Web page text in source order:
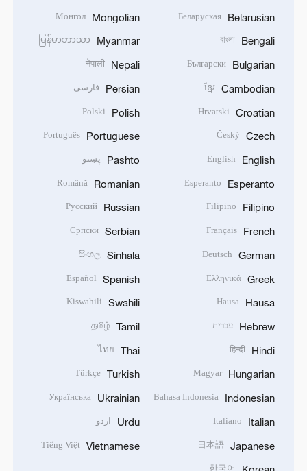
Belarusian
Беларуская
Bengali
বাংলা
Bulgarian
Български
Cambodian
ខ្មែរ
Croatian
Hrvatski
Czech
Český
English
English
Esperanto
Esperanto
Filipino
Filipino
French
Français
German
Deutsch
Greek
Ελληνικά
Hausa
Hausa
Hebrew עברית
Hindi
हिन्दी
Hungarian
Magyar
Indonesian
Bahasa Indonesia
Italian
Italiano
Japanese
日本語
한국어
Mongolian
Монгол
Myanmar
မြန်မာဘာသာ
Nepali
नेपाली
Persian فارسی
Polish
Polski
Portuguese
Português
Pashto پښتو
Romanian
Română
Russian
Русский
Serbian
Српски
Sinhala
සිංහල
Spanish
Español
Swahili
Kiswahili
Tamil
தமிழ்
Thai
ไทย
Turkish
Türkçe
Ukrainian
Українська
Urdu اردو
Vietnamese
Tiếng Việt